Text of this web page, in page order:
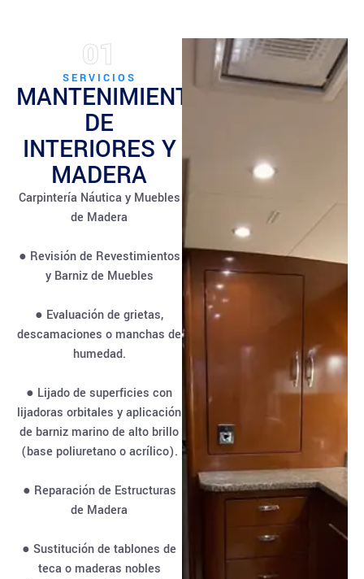
01
SERVICIOS
MANTENIMIENTO
DE
INTERIORES Y
MADERA
Carpintería Náutica y Muebles
de Madera
● Revisión de Revestimientos
y Barniz de Muebles
● Evaluación de grietas,
descamaciones o manchas de
humedad.
● Lijado de superficies con
lijadoras orbitales y aplicación
de barniz marino de alto brillo
(base poliuretano o acrílico).
● Reparación de Estructuras
de Madera
● Sustitución de tablones de
teca o maderas nobles